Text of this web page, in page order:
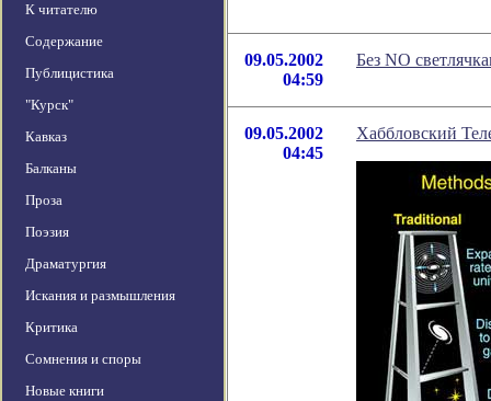
К читателю
Содержание
Публицистика
"Курск"
Кавказ
Балканы
Проза
Поэзия
Драматургия
Искания и размышления
Критика
Сомнения и споры
Новые книги
09.05.2002
04:59
Без NO
09.05.2002
04:45
Хаббловский